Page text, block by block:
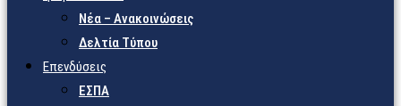
Νέα – Ανακοινώσεις
Δελτία Τύπου
Επενδύσεις
ΕΣΠΑ